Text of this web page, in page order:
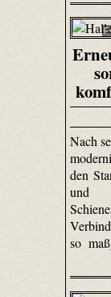
Nach
den
und
so